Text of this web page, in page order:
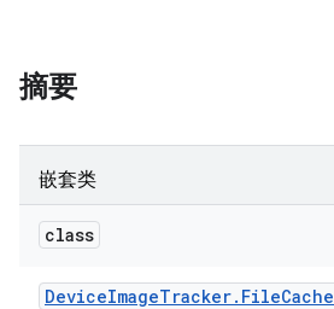
摘要
嵌套类
class
DeviceImageTracker. FileCache